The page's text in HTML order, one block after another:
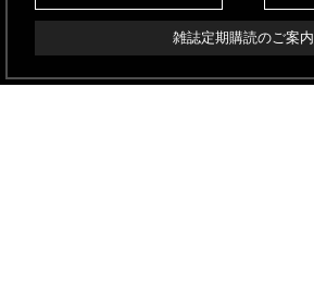
雑誌定期購読のご案内